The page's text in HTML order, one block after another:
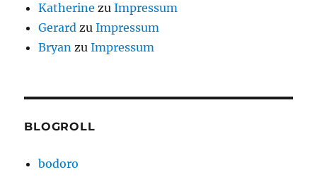
Katherine zuImpressum
Gerard zuImpressum
Bryan zuImpressum
BLOGROLL
bodoro